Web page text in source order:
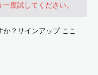
度試してください。
か？サインアップ ここ